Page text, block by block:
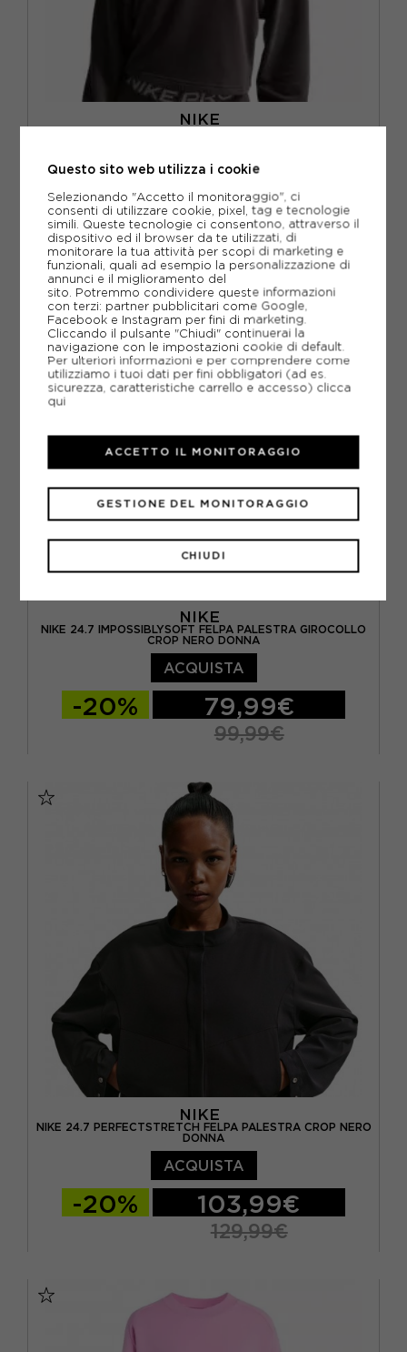
NIKE
XS S M L
ACQUISTA
-20% 55,99€
69,99€
NIKE
NIKE 24.7 IMPOSSIBLYSOFT FELPA PALESTRA GIROCOLLO
CROP NERO DONNA
ACQUISTA
-20% 79,99€
99,99€
NIKE
NIKE 24.7 PERFECTSTRETCH FELPA PALESTRA CROP NERO
DONNA
ACQUISTA
-20% 103,99€
129,99€
Questo sito web utilizza i cookie
Selezionando "Accetto il monitoraggio", ci
consenti di utilizzare cookie, pixel, tag e tecnologie
simili. Queste tecnologie ci consentono, attraverso il
dispositivo ed il browser da te utilizzati, di
monitorare la tua attività per scopi di marketing e
funzionali, quali ad esempio la personalizzazione di
annunci e il miglioramento del
sito. Potremmo condividere queste informazioni
con terzi: partner pubblicitari come Google,
Facebook e Instagram per fini di marketing.
Cliccando il pulsante "Chiudi" continuerai la
navigazione con le impostazioni cookie di default.
Per ulteriori informazioni e per comprendere come
utilizziamo i tuoi dati per fini obbligatori (ad es.
sicurezza, caratteristiche carrello e accesso) clicca
qui
CHIUDI
GESTIONE DEL MONITORAGGIO
ACCETTO IL MONITORAGGIO